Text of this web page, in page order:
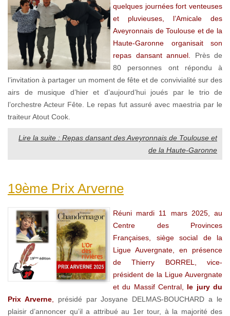
quelques journées fort venteuses
et pluvieuses, l’Amicale des
Aveyronnais de Toulouse et de la
Haute-Garonne organisait son
repas dansant annuel.
Près de
80 personnes ont répondu à
l’invitation à partager un moment de fête et de convivialité sur des
airs de musique d’hier et d’aujourd’hui joués par le trio de
l’orchestre Acteur Fête. Le repas fut assuré avec maestria par le
traiteur Atout Cook.
Lire la suite : Repas dansant des Aveyronnais de Toulouse et
de la Haute-Garonne
19ème Prix Arverne
Réuni mardi 11 mars 2025, au
Centre des Provinces
Françaises, siège social de la
Ligue Auvergnate, en présence
de Thierry BORREL, vice-
président de la Ligue Auvergnate
et du Massif Central, le jury du
Prix Arverne,
présidé par Josyane DELMAS-BOUCHARD a le
plaisir d’annoncer qu’il a attribué au 1er tour, à la majorité des